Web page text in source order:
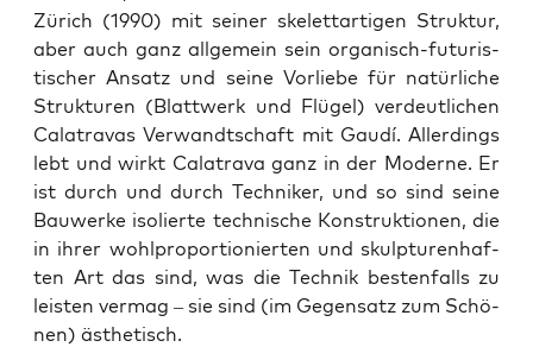
Zürich (1990) mit sei­ner ske­lett­ar­ti­gen Struk­tur,
aber auch ganz all­ge­mein sein orga­nisch-futu­ris­
ti­scher Ansatz und sei­ne Vor­lie­be für natür­li­che
Struk­tu­ren (Blatt­werk und Flü­gel) ver­deut­li­chen
Calat­ravas Ver­wandt­schaft mit Gau­dí. Aller­dings
lebt und wirkt Calat­rava ganz in der Moder­ne. Er
ist durch und durch Tech­ni­ker, und so sind sei­ne
Bau­wer­ke iso­lier­te tech­ni­sche Kon­struk­tio­nen, die
in ihrer wohl­pro­por­tio­nier­ten und skulp­tu­ren­haf­
ten Art das sind, was die Tech­nik bes­ten­falls zu
leis­ten ver­mag – sie sind (im Gegen­satz zum Schö­
nen) ästhetisch.